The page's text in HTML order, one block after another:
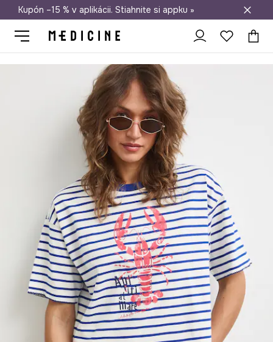
Doprava zadarmo od 50 €
Kupón –15 % v aplikácii. Stiahnite si appku »